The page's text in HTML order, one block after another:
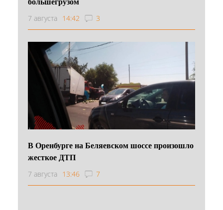
7 августа 14:42 3
В Оренбурге на Беляевском шоссе произошло
жесткое ДТП
7 августа 13:46 7